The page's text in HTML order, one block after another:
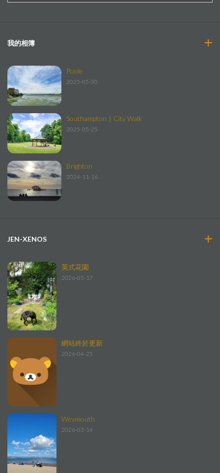
我的相簿
Poole
2025-05-30
Southampton｜City Walk
2025-05-25
Brighton
2024-11-16
JEN-XENOS
英式花園
2026-05-17
網站終於更新
2026-04-25
Weymouth
2026-03-14